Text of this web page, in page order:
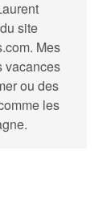
site
Mes
vacances
ou des
les